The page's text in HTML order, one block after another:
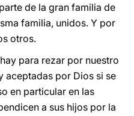
de la gran familia de
familia, unidos. Y por
otros.
para rezar por nuestro
aceptadas por Dios si se
en particular en las
a sus hijos por la